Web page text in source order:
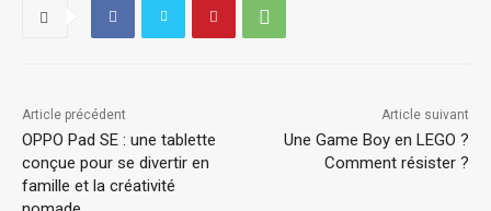
Article précédent
OPPO Pad SE : une tablette
conçue pour se divertir en
famille et la créativité
Article suivant
Une Game Boy en LEGO ?
Comment résister ?